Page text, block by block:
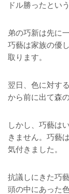
ドル勝ったとい
弟の巧新は先に
巧藝は家族の優
取ります。
翌日、色に対す
から前に出て森
しかし、巧藝は
きません。巧藝
気付きました。
抗議しにきた巧
頭の中にあった